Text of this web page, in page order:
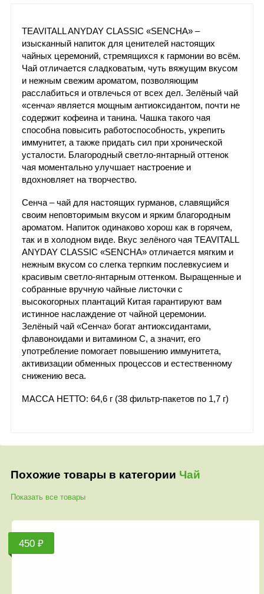
TEAVITALL ANYDAY CLASSIC «SENCHA» –
изысканный напиток для ценителей настоящих
чайных церемоний, стремящихся к гармонии во всём.
Чай отличается сладковатым, чуть вяжущим вкусом
и нежным свежим ароматом, позволяющим
расслабиться и отвлечься от всех дел. Зелёный чай
«сенча» является мощным антиоксидантом, почти не
содержит кофеина и танина. Чашка такого чая
способна повысить работоспособность, укрепить
иммунитет, а также придать сил при хронической
усталости. Благородный светло-янтарный оттенок
чая моментально улучшает настроение и
вдохновляет на творчество.
Сенча – чай для настоящих гурманов, славящийся
своим неповторимым вкусом и ярким благородным
ароматом. Напиток одинаково хорош как в горячем,
так и в холодном виде. Вкус зелёного чая TEAVITALL
ANYDAY CLASSIC «SENCHA» отличается мягким и
нежным вкусом со слегка терпким послевкусием и
красивым светло-янтарным оттенком. Выращенные и
собранные вручную чайные листочки с
высокогорных плантаций Китая гарантируют вам
истинное наслаждение от чайной церемонии.
Зелёный чай «Сенча» богат антиоксидантами,
флавоноидами и витамином С, а значит, его
употребление помогает повышению иммунитета,
активизации обменных процессов и естественному
снижению веса.
МАССА НЕТТО: 64,6 г (38 фильтр-пакетов по 1,7 г)
Похожие товары в категории Чай
Показать все товары
450 ₽